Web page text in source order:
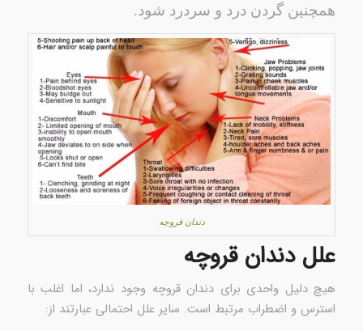
همچنین گردن درد و سردرد شود.
دندان قروچه
علل دندان قروچه
هیچ دلیل واحدی برای دندان قروچه وجود ندارد، اما اغلب با
استرس و اضطراب مرتبط است. سایر علل احتمالی عبارتند از: